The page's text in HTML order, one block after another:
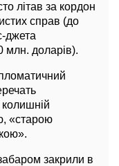
літав за кордон
справ (до
джета
доларів).
колишній
«старою
закрили в